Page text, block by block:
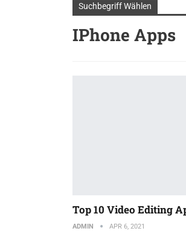
Suchbegriff Wählen
IPhone Apps
Top 10 Video Editing
ADMIN APR 6, 2021